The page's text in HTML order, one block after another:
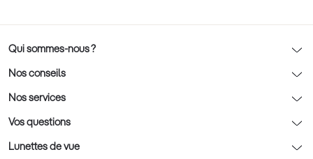
Qui sommes-nous ?
Notre charte déontologique
AFNOR Certification
Rendez-vous prévision
Nos conseils
Nos conseils lunettes
Nos conseils lentilles
Nos conseils enfants
Nos services
Optic 2000 à domicile
Le contrôle de la vue chez votre opticien
Vos questions
Lunettes de vue